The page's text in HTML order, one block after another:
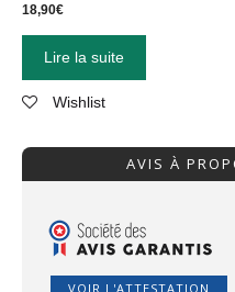
18,90€
Lire la suite
Wishlist
AVIS À
VOIR L'ATTESTATION